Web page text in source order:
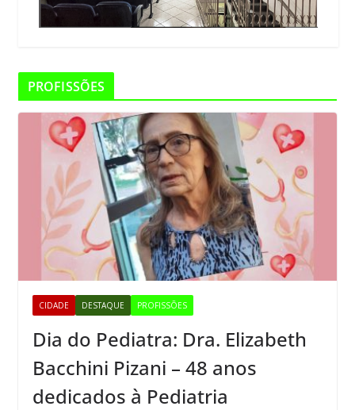
PROFISSÕES
CIDADE DESTAQUE PROFISSÕES
Dia do Pediatra: Dra. Elizabeth
Bacchini Pizani – 48 anos
dedicados à Pediatria